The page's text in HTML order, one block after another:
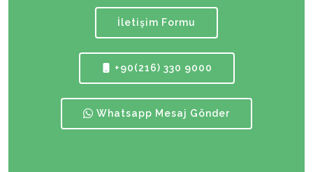
İletişim Formu
+90(216) 330 9000
Whatsapp Mesaj Gönder